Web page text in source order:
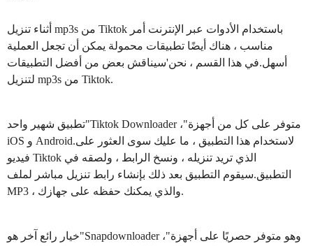
أثناء تنزيل mp3s من Tiktok باستخدام الأدوات عبر الإنترنت أمر
مناسب ، هناك أيضًا تطبيقات محمولة يمكن أن تجعل العملية
أسهل.في هذا القسم ، نحن'سيناقش بعض من أفضل التطبيقات
لتنزيل mp3s من Tiktok.
تطبيق شهير واحد"Tiktok Downloader ،"متوفر على كل من أجهزة
iOS و Android.لاستخدام هذا التطبيق ، ما عليك سوى العثور على
فيديو Tiktok الذي تريد تنزيله ، ونسخ الرابط ، ولصقه في
التطبيق.سيقوم التطبيق بعد ذلك بإنشاء رابط تنزيل مباشر لملف
MP3 ، والذي يمكنك حفظه على جهازك.
خيار رائع آخر هو"Snapdownloader ،"وهو متوفر حصريًا على أجهزة